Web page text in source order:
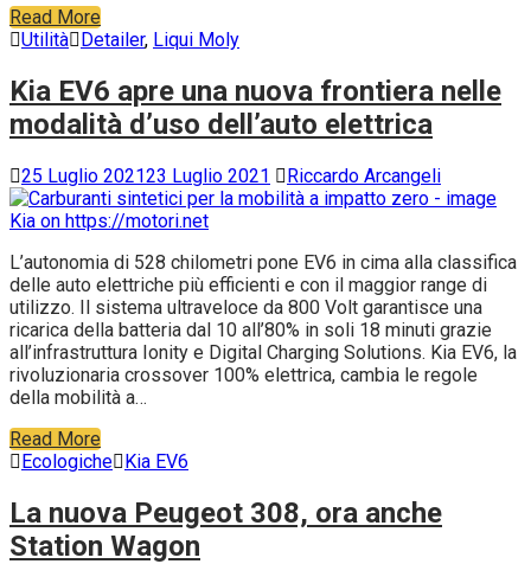
Read More
Utilità
Detailer, Liqui Moly
Kia EV6 apre una nuova frontiera nelle
modalità d’uso dell’auto elettrica
25 Luglio 202123 Luglio 2021 Riccardo Arcangeli
L’autonomia di 528 chilometri pone EV6 in cima alla classifica
delle auto elettriche più efficienti e con il maggior range di
utilizzo. Il sistema ultraveloce da 800 Volt garantisce una
ricarica della batteria dal 10 all’80% in soli 18 minuti grazie
all’infrastruttura Ionity e Digital Charging Solutions. Kia EV6, la
rivoluzionaria crossover 100% elettrica, cambia le regole
della mobilità a…
Read More
Ecologiche Kia EV6
La nuova Peugeot 308, ora anche
Station Wagon